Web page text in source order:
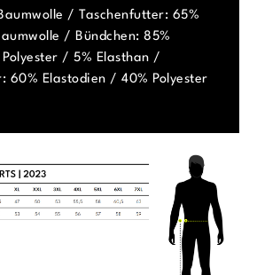
/ Taschenfutter: 65%
/ Bündchen: 85%
/ 5% Elasthan /
60% Elastodien / 40% Polyester